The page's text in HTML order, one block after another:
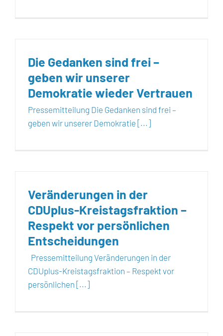
Die Gedanken sind frei –
geben wir unserer
Demokratie wieder Vertrauen
Pressemitteilung Die Gedanken sind frei –
geben wir unserer Demokratie [...]
Veränderungen in der
CDUplus-Kreistagsfraktion –
Respekt vor persönlichen
Entscheidungen
Pressemitteilung Veränderungen in der
CDUplus-Kreistagsfraktion – Respekt vor
persönlichen [...]